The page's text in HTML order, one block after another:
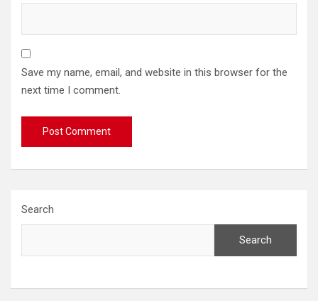
Save my name, email, and website in this browser for the
next time I comment.
Search
Search